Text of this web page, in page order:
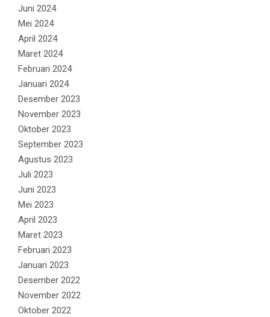
Juni 2024
Mei 2024
April 2024
Maret 2024
Februari 2024
Januari 2024
Desember 2023
November 2023
Oktober 2023
September 2023
Agustus 2023
Juli 2023
Juni 2023
Mei 2023
April 2023
Maret 2023
Februari 2023
Januari 2023
Desember 2022
November 2022
Oktober 2022